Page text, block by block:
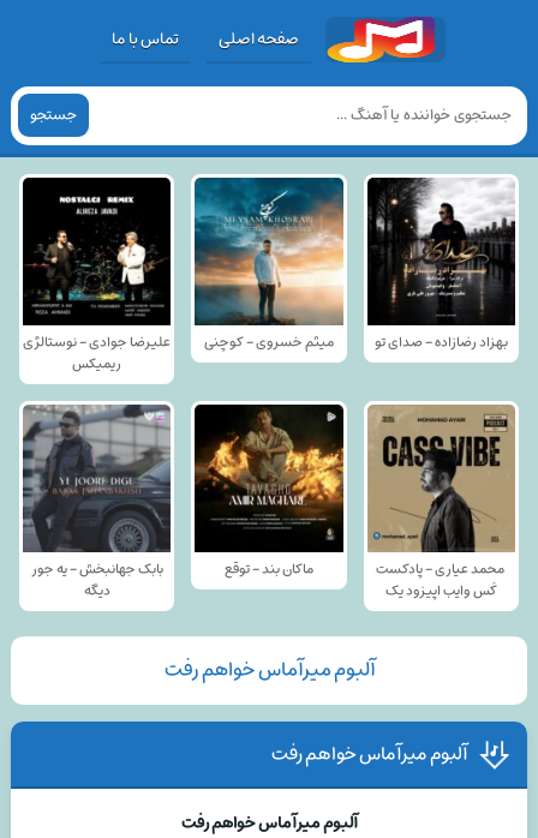
صفحه اصلی تماس با ما
جستجو
بهزاد رضازاده - صدای تو میثم خسروی - کوچنی
علیرضا جوادی - نوستالژی
ریمیکس
محمد عیاری - پادکست
کَس وایب اپیزود یک
ماکان بند - توقع
بابک جهانبخش - یه جور
دیگه
آلبوم میرآماس خواهم رفت
آلبوم میرآماس خواهم رفت
آلبوم میرآماس خواهم رفت